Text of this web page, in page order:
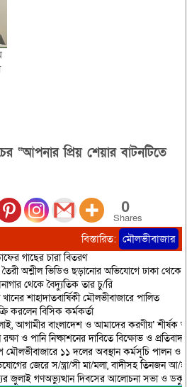
“আপনার প্রিয় শেয়ার বাটনটিতে
0
Shares
বিস্তারিত: মৌলভীবাজার
গাছের চারা বিতরণ
অশ্লীল ভিডিও ছড়ানোর অভিযোগে ঢাকা থেকে
থেকে বৈদ্যুতিক তার চু/রি
শাহাদাতবার্ষিকী মৌলভীবাজারে পালিত
করলেন বিসিক কর্মকর্তা
আগামীর বাংলাদেশ ও আমাদের করণীয়’ শীর্ষক
ও পানি নিষ্কাশনের দাবিতে বিক্ষোভ ও
মৌলভীবাজারে ১১ দলের অবস্থান কর্মসূচি পালন ও
জেরে স/ন্ত্রা/সী মা/মলা, বাদীসহ তিনজন আ/
জুলাই গণঅভ্যুত্থান দিবসের আলোচনা সভা ও